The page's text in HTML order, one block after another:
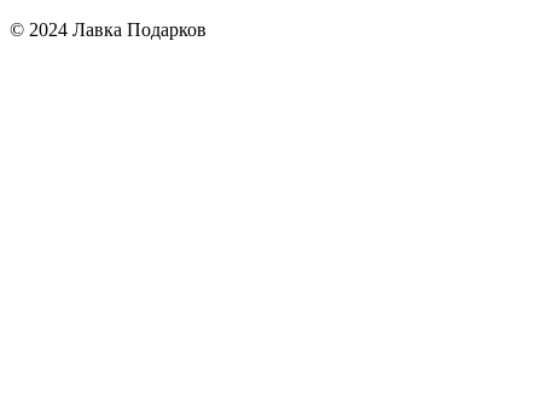
© 2024 Лавка Подарков